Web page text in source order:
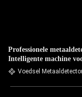
Professionele
Intelligente machine
Voedsel